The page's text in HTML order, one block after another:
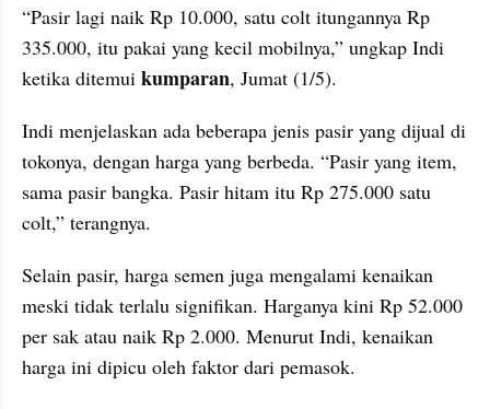
“Pasir lagi naik Rp 10.000, satu colt itungannya Rp
335.000, itu pakai yang kecil mobilnya,” ungkap Indi
ketika ditemui kumparan, Jumat (1/5).
Indi menjelaskan ada beberapa jenis pasir yang dijual di
tokonya, dengan harga yang berbeda. “Pasir yang item,
sama pasir bangka. Pasir hitam itu Rp 275.000 satu
colt,” terangnya.
Selain pasir, harga semen juga mengalami kenaikan
meski tidak terlalu signifikan. Harganya kini Rp 52.000
per sak atau naik Rp 2.000. Menurut Indi, kenaikan
harga ini dipicu oleh faktor dari pemasok.